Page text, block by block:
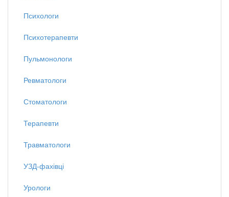
Психологи
Психотерапевти
Пульмонологи
Ревматологи
Стоматологи
Терапевти
Травматологи
УЗД-фахівці
Урологи